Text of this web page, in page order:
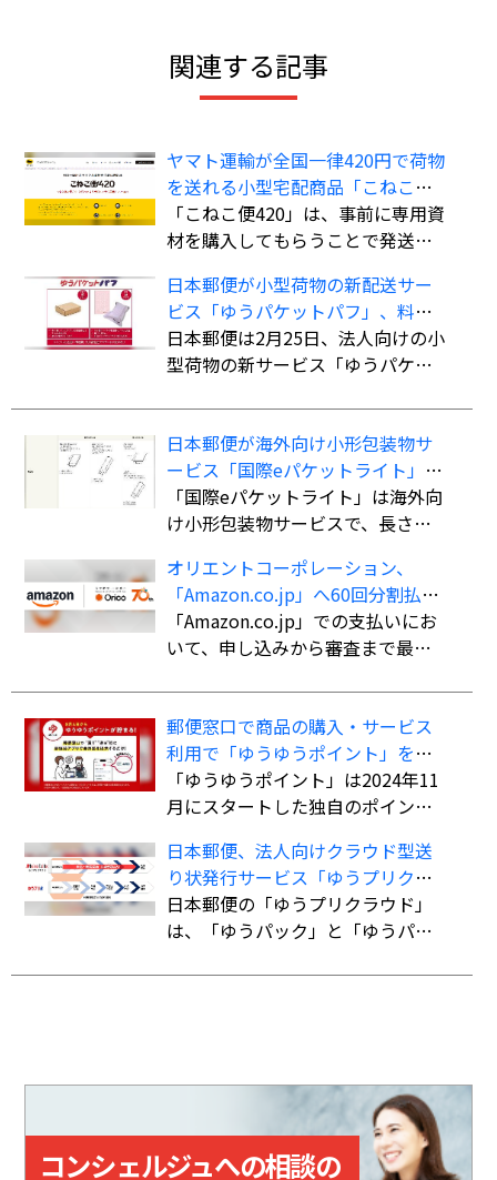
関連する記事
ヤマト運輸が全国一律420円で荷物
を送れる小型宅配商品「こねこ便
420」を全国展開
「こねこ便420」は、事前に専用資
材を購入してもらうことで発送時
全国一律420円で商品を配送する小
型宅配商品。法人、個人事業主の
ほか、個人も利用可能。
日本郵便が小型荷物の新配送サー
ビス「ゆうパケットパフ」、料金
は全国一律で「ゆうパック」より
も“お得”
日本郵便は2月25日、法人向けの小
型荷物の新サービス「ゆうパケッ
日本郵便が海外向け小形包装物サ
ービス「国際eパケットライト」の
取扱国・地域を計138か国・地域に
拡大
「国際eパケットライト」は海外向
け小形包装物サービスで、長さ・
大60cm）、重さ2kgまでの荷物を
航空便扱いで送ることができる。
書留扱いの「国際eパケット」より
も低料金で利用でき、追跡サービ
オリエントコーポレーション、
「Amazon.co.jp」へ60回分割払い
ができる決済手段「オリコ分割払
い」を導入
「Amazon.co.jp」での支払いにお
いて、申し込みから審査まで最短5
ド不要で最大60回までの分割払い
が可能になる。
郵便窓口で商品の購入・サービス
利用で「ゆうゆうポイント」を付
与、「ゆうちょPayポイント」への
交換も開始
「ゆうゆうポイント」は2024年11
月にスタートした独自のポイント
プリ」の会員証を提示した上で、
対象商品を購入、またはサービス
を利用すると、購入・利用総額に
応じてポイントが貯まる。
日本郵便、法人向けクラウド型送
り状発行サービス「ゆうプリクラ
ウド」
日本郵便の「ゆうプリクラウド」
は、「ゆうパック」と「ゆうパケ
きるクラウドサービス。「指定場
取をサポートする機能も備えてい
コンシェルジュへの相談の